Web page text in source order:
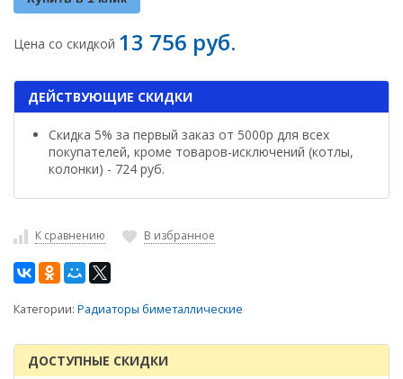
Цена со скидкой 13 756 руб.
ДЕЙСТВУЮЩИЕ СКИДКИ
Скидка 5% за первый заказ от 5000р для всех
покупателей, кроме товаров-исключений (котлы,
колонки) - 724 руб.
К сравнению В избранное
Категории: Радиаторы биметаллические
ДОСТУПНЫЕ СКИДКИ